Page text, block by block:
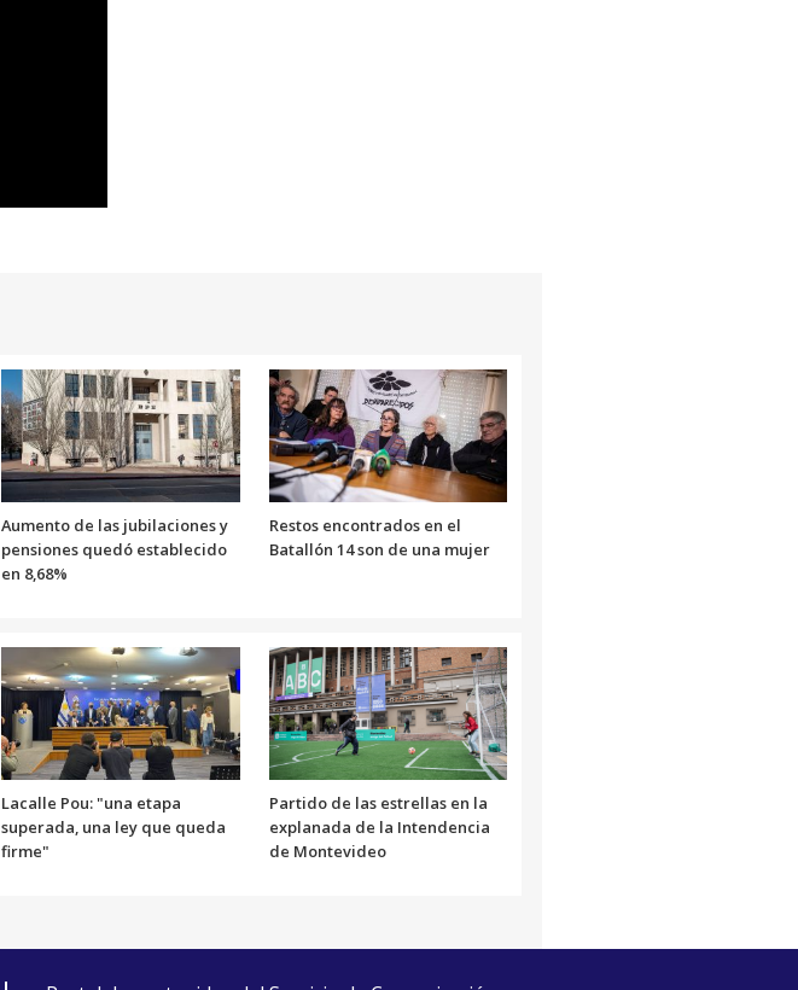
Aumento de las jubilaciones y
pensiones quedó establecido
en 8,68%
Restos encontrados en el
Batallón 14 son de una mujer
Lacalle Pou: "una etapa
superada, una ley que queda
firme"
Partido de las estrellas en la
explanada de la Intendencia
de Montevideo